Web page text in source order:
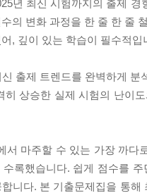
년 최신 시험까지의 출제
의 변화 과정을 한 줄 한 줄
, 깊이 있는 학습이 필수적입
출제 트렌드를 완벽하게
히 상승한 실제 시험의 난이
서 마주할 수 있는 가장 까
수록했습니다. 쉽게 점수를
니다. 본 기출문제집을 통